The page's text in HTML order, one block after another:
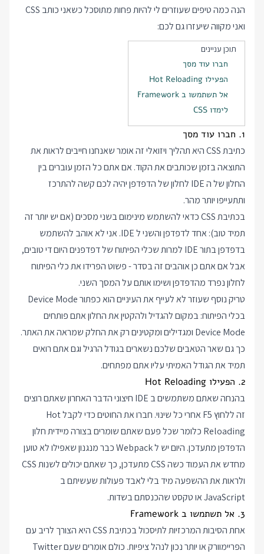
הנה כמה טיפים שעוזרים לי להיות פחות מתוסכל כשאני כותב CSS
ואני מקווה שיעזרו גם לכם:
תוכן עניינים
חברו עוד מסך
הפעילו Hot Reloading
אל תשתמשו ב Framework
לימדו CSS
1. חברו עוד מסך
כתיבת CSS היא תהליך ויזואלי זה אומר שאנחנו חייבים לראות את
התוצאה בזמן שכותבים את הקוד. אם אתם כל הזמן עוברים בין
החלון של ה IDE לחלון של הדפדפן יהיה לכם קשה להתרכז
ותתעייפו יותר מהר.
בכתיבת CSS כדאי להשתמש מינימום בשני מסכים (אם יש יותר זה
תמיד טוב): אחד לדפדפן והשני ל IDE. אני לא אוהב להשתמש
בדפדפן בתור IDE למרות שכלי הפיתוח של דפדפנים היום די טובים,
אבל אם אתם כן אוהבים זה בסדר - פשוט הפרידו את כלי הפיתוח
לחלון נפרד מהדפדפן ושימו אותם על המסך השני.
טריק נוסף שעוזר לא לעייף את העיניים הוא כפתור Device Mode
בכלי הפיתוח: במקום להגדיל ולהקטין את החלון אתם פותחים
Device Mode ומגדילים ומקטינים רק את החלק שמראה את האתר.
כך גם שאר הטאבים שלכם נשארים בגודל הרגיל וגם אתם רואים
תמיד את הגודל האמיתי עליו אתם מפתחים.
2. הפעילו Hot Reloading
בהנחה שאתם משתמשים ב IDE חיצוני הדבר האחרון שאתם רוצים
זה ללחוץ F5 אחרי כל שינוי. חברו את החוטים כדי לקבל Hot
Reloading כלומר שכל פעם שאתם שומרים בצורה מיידית חלון
הדפדפן מתעדכן. היום יש ל Webpack כבר מנגנון שאפילו לא טוען
מחדש את העמוד כשה CSS מתעדכן, כך שאתם יכולים לשנות CSS
ולראות את ההשפעה מיד בלי לאבד פעולות שעשיתם ב
JavaScript או טקסט שהכנסתם בשדות.
3. אל תשתמשו ב Framework
אחת הסיבות המרכזיות לתיסכול בכתיבת CSS היא הצורך לריב עם
הפריימוורק או יותר נכון לנהל ציפיות. כולם אומרים שעם Twitter